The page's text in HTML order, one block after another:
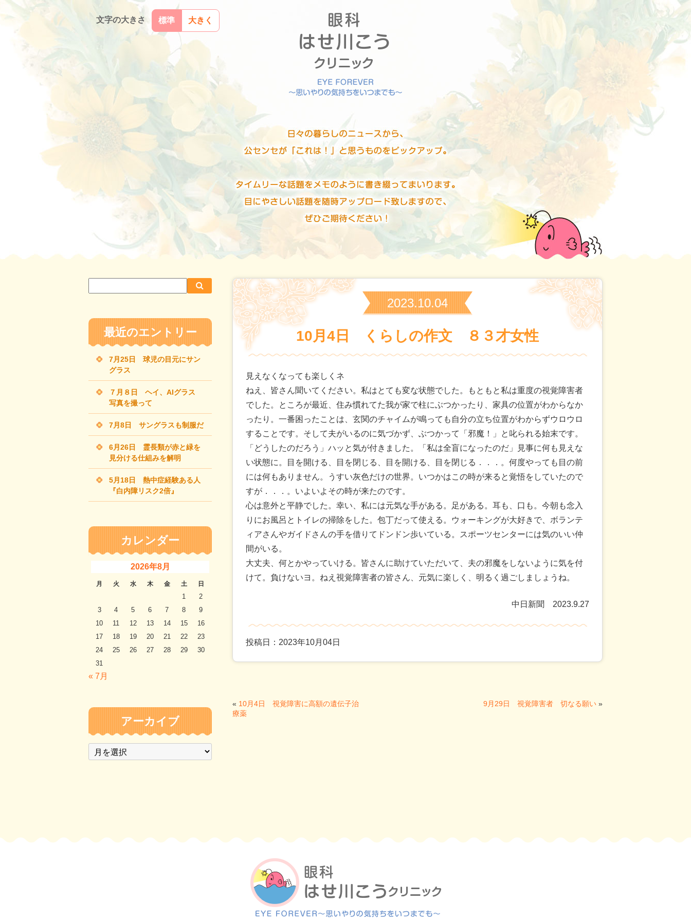
文字の大きさ 標準 大きく
2023.10.04
10月4日 くらしの作文 ８３才女性
見えなくなっても楽しくネ
ねえ、皆さん聞いてください。私はとても変な状態でした。もともと私は重度の視覚障害者
でした。ところが最近、住み慣れてた我が家で柱にぶつかったり、家具の位置がわからなか
ったり。一番困ったことは、玄関のチャイムが鳴っても自分の立ち位置がわからずウロウロ
することです。そして夫がいるのに気づかず、ぶつかって「邪魔！」と叱られる始末です。
「どうしたのだろう」ハッと気が付きました。「私は全盲になったのだ」見事に何も見えな
い状態に。目を開ける、目を閉じる、目を開ける、目を閉じる．．．。何度やっても目の前
には何もありません。うすい灰色だけの世界。いつかはこの時が来ると覚悟をしていたので
すが．．．。いよいよその時が来たのです。
心は意外と平静でした。幸い、私には元気な手がある。足がある。耳も、口も。今朝も念入
りにお風呂とトイレの掃除をした。包丁だって使える。ウォーキングが大好きで、ボランテ
ィアさんやガイドさんの手を借りてドンドン歩いている。スポーツセンターには気のいい仲
間がいる。
大丈夫、何とかやっていける。皆さんに助けていただいて、夫の邪魔をしないように気を付
けて。負けないヨ。ねえ視覚障害者の皆さん、元気に楽しく、明るく過ごしましょうね。
中日新聞 2023.9.27
投稿日：2023年10月04日
« 10月4日 視覚障害に高額の遺伝子治
療薬
9月29日 視覚障害者 切なる願い »
イ
内
索
索
最近のエントリー
7月25日 球児の目元にサン
グラス
７月８日 ヘイ、AIグラス
写真を撮って
7月8日 サングラスも制服だ
6月26日 霊長類が赤と緑を
見分ける仕組みを解明
5月18日 熱中症経験ある人
『白内障リスク2倍』
カレンダー
2026年8月
月 火 水 木 金 土 日
1
2
3
4 5 6 7 8
9
10
11 12 13 14 15
16
17
18 19 20 21 22
23
24
25 26 27 28 29
30
31
« 7月
アーカイブ
ア
ー